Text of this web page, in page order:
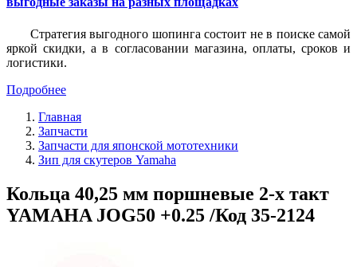
Стратегия выгодного шопинга состоит не в поиске самой
яркой скидки, а в согласовании магазина, оплаты, сроков и
логистики.
Подробнее
Главная
Запчасти
Запчасти для японской мототехники
Зип для скутеров Yamaha
Кольца 40,25 мм поршневые 2-х такт
YAMАHA JOG50 +0.25 /Код 35-2124